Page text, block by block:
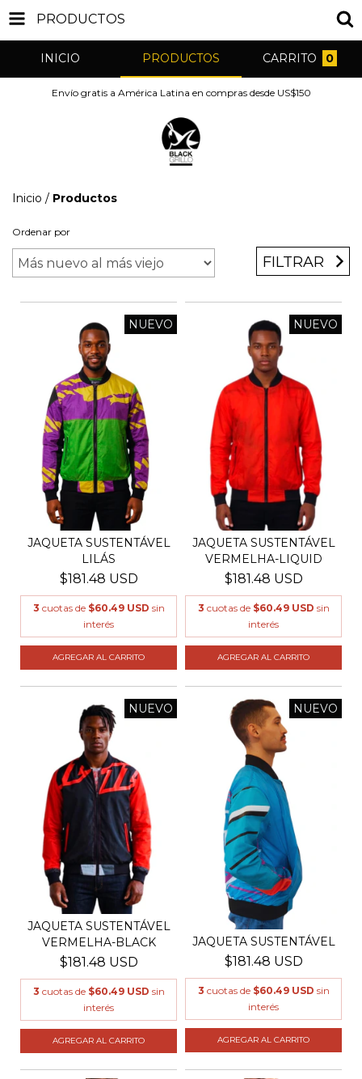
PRODUCTOS
INICIO PRODUCTOS CARRITO 0
Envío gratis a América Latina en compras desde US$150
Inicio / Productos
Ordenar por
FILTRAR
NUEVO
JAQUETA SUSTENTÁVEL
LILÁS
$181.48 USD
3 cuotas de $60.49 USD sin
interés
AGREGAR AL CARRITO
NUEVO
JAQUETA SUSTENTÁVEL
VERMELHA-LIQUID
$181.48 USD
3 cuotas de $60.49 USD sin
interés
AGREGAR AL CARRITO
NUEVO
JAQUETA SUSTENTÁVEL
VERMELHA-BLACK
$181.48 USD
3 cuotas de $60.49 USD sin
interés
AGREGAR AL CARRITO
NUEVO
JAQUETA SUSTENTÁVEL
$181.48 USD
3 cuotas de $60.49 USD sin
interés
AGREGAR AL CARRITO